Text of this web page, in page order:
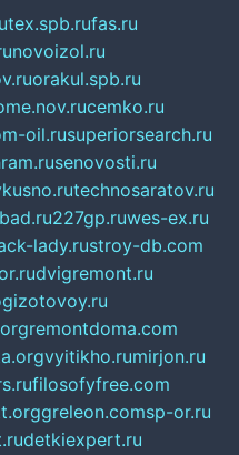
fas.ru
novoizol.ru
orakul.spb.ru
cemko.ru
oil.rusuperiorsearch.ru
senovosti.ru
technosaratov.ru
227gp.ruwes-ex.ru
lady.rustroy-db.com
dvigremont.ru
remontdoma.com
vyitikho.rumirjon.ru
filosofyfree.com
greleon.comsp-or.ru
detkiexpert.ru